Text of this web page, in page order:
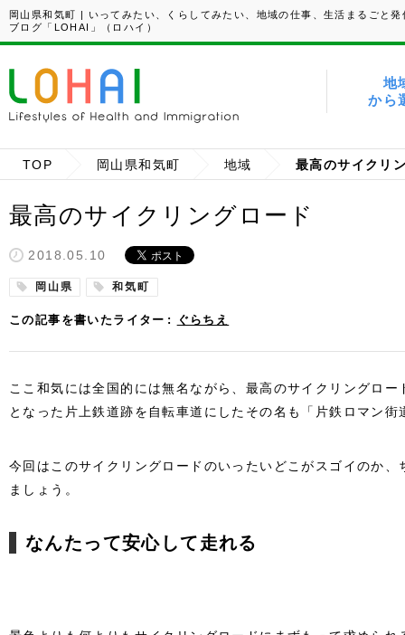
岡山県和気町 | いってみたい、くらしてみたい、地域の仕事、生活まるごと発
ブログ「LOHAI」（ロハイ）
地
から
TOP 岡山県和気町 地域 最高のサイクリ
最高のサイクリングロード
2018.05.10
岡山県 和気町
この記事を書いたライター ぐらちえ
ここ和気には全国的には無名ながら、最高のサイクリングロ
となった片上鉄道跡を自転車道にしたその名も「片鉄ロマン街
今回はこのサイクリングロードのいったいどこがスゴイのか
ましょう。
なんたって安心して走れる